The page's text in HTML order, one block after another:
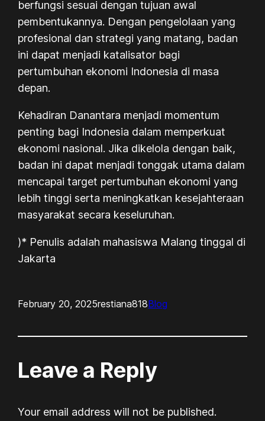
berfungsi sesuai dengan tujuan awal
pembentukannya. Dengan pengelolaan yang
profesional dan strategi yang matang, badan
ini dapat menjadi katalisator bagi
pertumbuhan ekonomi Indonesia di masa
depan.
Kehadiran Danantara menjadi momentum
penting bagi Indonesia dalam memperkuat
ekonomi nasional. Jika dikelola dengan baik,
badan ini dapat menjadi tonggak utama dalam
mencapai target pertumbuhan ekonomi yang
lebih tinggi serta meningkatkan kesejahteraan
masyarakat secara keseluruhan.
)* Penulis adalah mahasiswa Malang tinggal di
Jakarta
February 20, 2025restiana818Blog
Leave a Reply
Your email address will not be published.